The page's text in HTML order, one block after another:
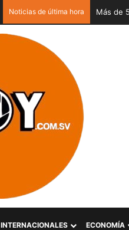
Noticias de última hora
INTERNACIONALES ECONOMÍA